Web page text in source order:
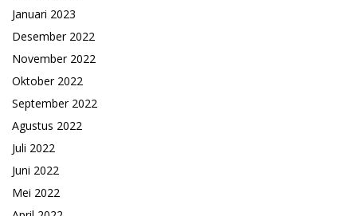
Januari 2023
Desember 2022
November 2022
Oktober 2022
September 2022
Agustus 2022
Juli 2022
Juni 2022
Mei 2022